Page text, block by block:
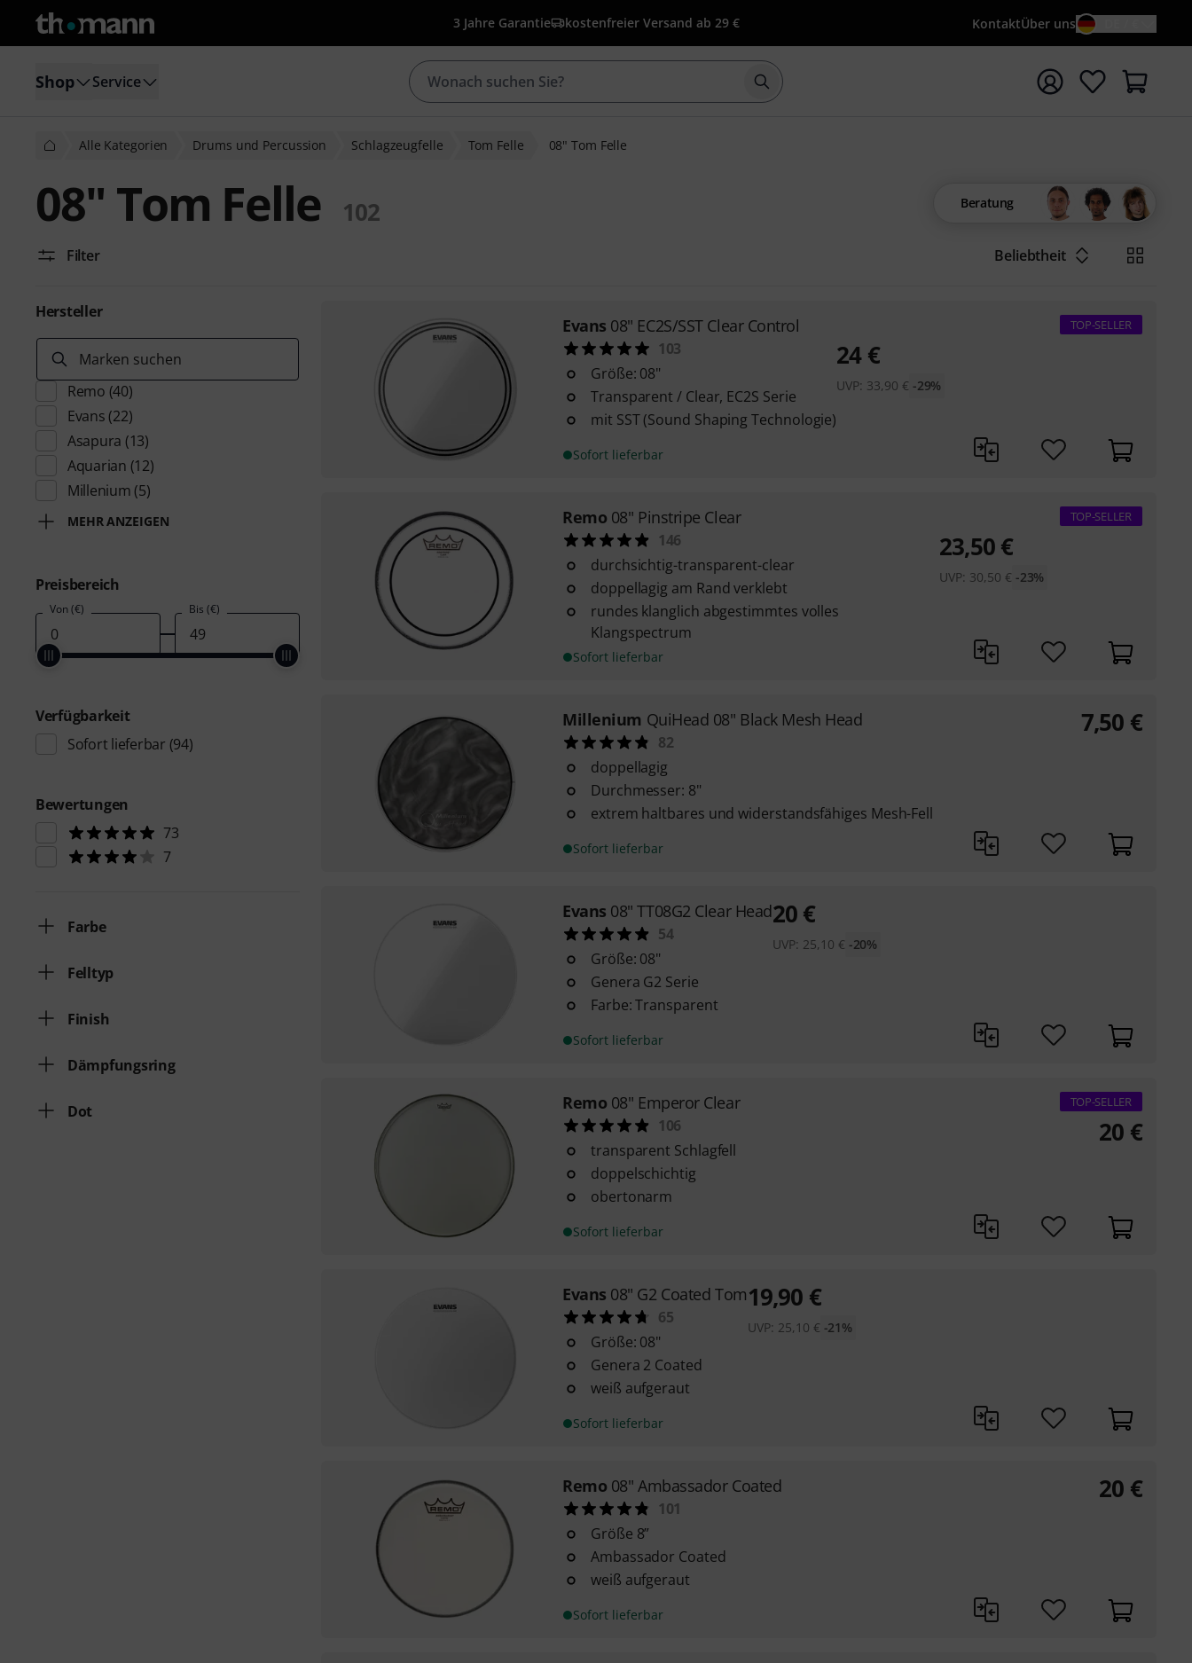
3 Jahre Garantie kostenfreier Versand ab 29 € KontaktÜber uns
Shop Service Suche mit Suchwort {searchTerm} starten
Alle Kategorien Drums und Percussion Schlagzeugfelle Tom Felle 08" Tom Felle
08" Tom Felle 102 Beratung
Filter Beliebtheit
Hersteller
Marken suchen
Remo (40)
Evans (22)
Asapura (13)
Aquarian (12)
Millenium (5)
MEHR ANZEIGEN
Preisbereich
Von (€) Bis (€)
Verfügbarkeit
Sofort lieferbar (94)
Bewertungen
73
7
Farbe
Felltyp
Finish
Dämpfungsring
Dot
Evans 08" EC2S/SST Clear Control
103
Größe: 08"
Transparent / Clear, EC2S Serie
mit SST (Sound Shaping Technologie)
Sofort lieferbar
TOP-SELLER
24 €
UVP: 33,90 € -29%
Remo 08" Pinstripe Clear
146
durchsichtig-transparent-clear
doppellagig am Rand verklebt
rundes klanglich abgestimmtes volles
Klangspectrum
Sofort lieferbar
TOP-SELLER
23,50€
UVP: 30,50 € -23%
Millenium QuiHead 08" Black Mesh Head
82
doppellagig
Durchmesser: 8"
extrem haltbares und widerstandsfähiges Mesh-Fell
Sofort lieferbar
7,50 €
Evans 08" TT08G2 Clear Head
54
Größe: 08"
Genera G2 Serie
Farbe: Transparent
Sofort lieferbar
20€
UVP: 25,10 € -20%
Remo 08" Emperor Clear
106
transparent Schlagfell
doppelschichtig
obertonarm
Sofort lieferbar
TOP-SELLER
20 €
Evans 08" G2 Coated Tom
65
Größe: 08"
Genera 2 Coated
weiß aufgeraut
Sofort lieferbar
19,90 €
UVP: 25,10 € -21%
Remo 08" Ambassador Coated
101
Größe 8”
Ambassador Coated
weiß aufgeraut
Sofort lieferbar
20 €